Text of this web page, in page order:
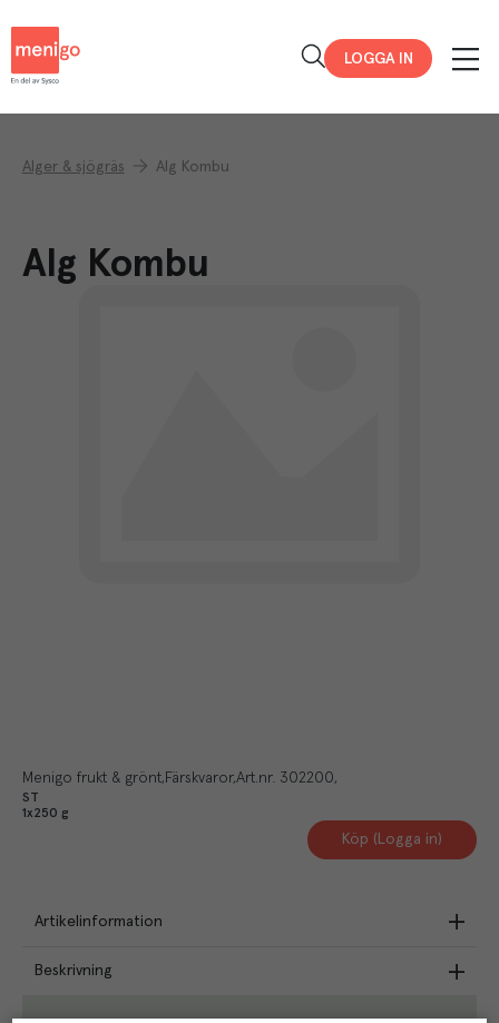
LOGGA IN
Alger & sjögräs Alg Kombu
Alg Kombu
Menigo frukt & grönt Färskvaror Art.nr. 302200
ST
1x250 g
Köp (Logga in)
Artikelinformation
Beskrivning